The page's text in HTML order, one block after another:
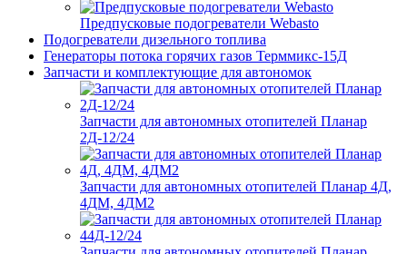
Предпусковые подогреватели Webasto
Подогреватели дизельного топлива
Генераторы потока горячих газов Терммикс-15Д
Запчасти и комплектующие для автономок
Запчасти для автономных отопителей Планар
2Д-12/24
Запчасти для автономных отопителей Планар 4Д,
4ДМ, 4ДМ2